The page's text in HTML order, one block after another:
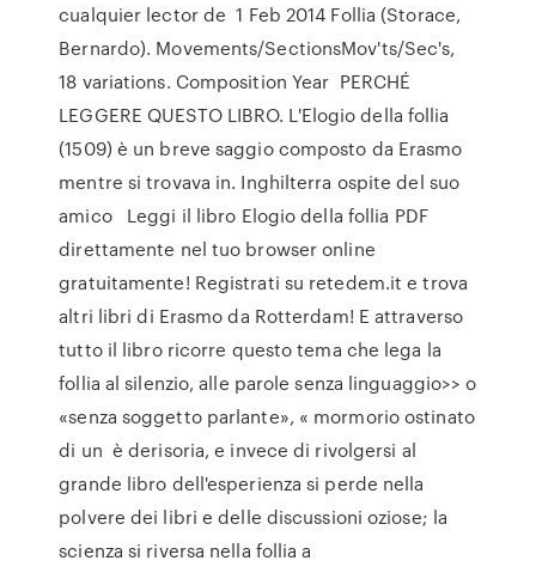
cualquier lector de 1 Feb 2014 Follia (Storace,
Bernardo). Movements/SectionsMov'ts/Sec's,
18 variations. Composition Year PERCHÉ
LEGGERE QUESTO LIBRO. L'Elogio della follia
(1509) è un breve saggio composto da Erasmo
mentre si trovava in. Inghilterra ospite del suo
amico Leggi il libro Elogio della follia PDF
direttamente nel tuo browser online
gratuitamente! Registrati su retedem.it e trova
altri libri di Erasmo da Rotterdam! E attraverso
tutto il libro ricorre questo tema che lega la
follia al silenzio, alle parole senza linguaggio>> o
«senza soggetto parlante», « mormorio ostinato
di un è derisoria, e invece di rivolgersi al
grande libro dell'esperienza si perde nella
polvere dei libri e delle discussioni oziose; la
scienza si riversa nella follia a